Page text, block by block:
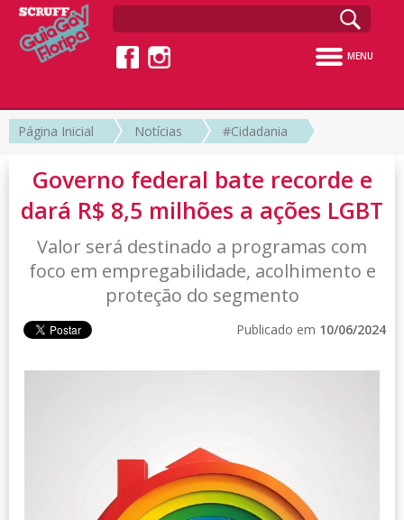
MENU
Página Inicial Notícias #Cidadania
Governo federal bate recorde e
dará R$ 8,5 milhões a ações LGBT
Valor será destinado a programas com
foco em empregabilidade, acolhimento e
proteção do segmento
Publicado em 10/06/2024